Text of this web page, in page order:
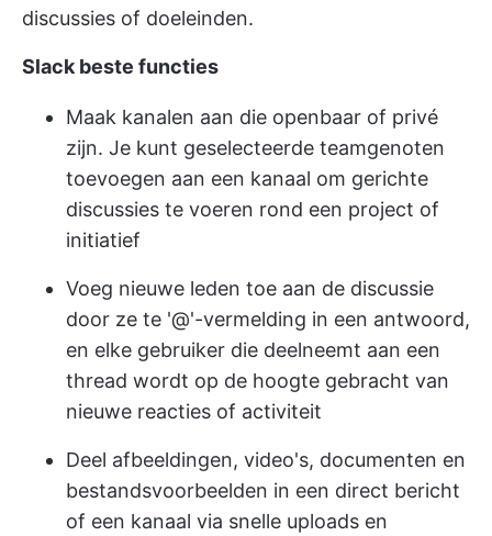
discussies of doeleinden.
Slack beste functies
Maak kanalen aan die openbaar of privé
zijn. Je kunt geselecteerde teamgenoten
toevoegen aan een kanaal om gerichte
discussies te voeren rond een project of
initiatief
Voeg nieuwe leden toe aan de discussie
door ze te '@'-vermelding in een antwoord,
en elke gebruiker die deelneemt aan een
thread wordt op de hoogte gebracht van
nieuwe reacties of activiteit
Deel afbeeldingen, video's, documenten en
bestandsvoorbeelden in een direct bericht
of een kanaal via snelle uploads en